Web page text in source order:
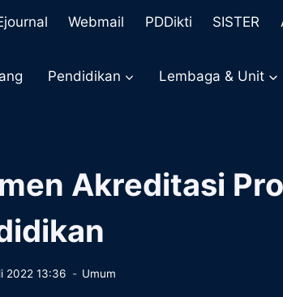
Webmail PDDikti SISTER
Pendidikan Lembaga & Unit
Akreditasi
2022 13:36 Umum